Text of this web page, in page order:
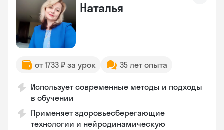
Наталья
от 1733 ₽ за урок 35 лет опыта
Использует современные методы и подходы
в обучении
Применяет здоровьесберегающие
технологии и нейродинамическую